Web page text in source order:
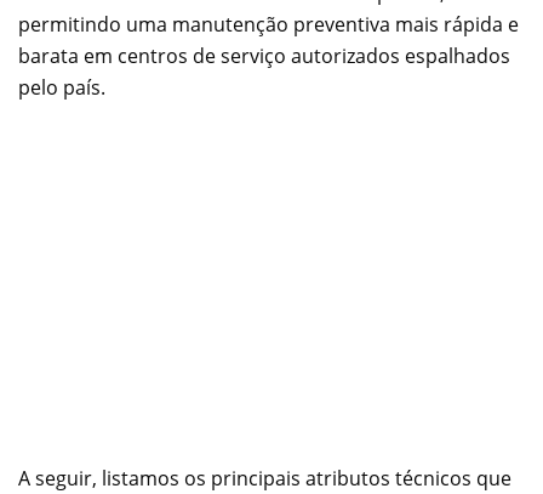
permitindo uma manutenção preventiva mais rápida e
barata em centros de serviço autorizados espalhados
pelo país.
A seguir, listamos os principais atributos técnicos que